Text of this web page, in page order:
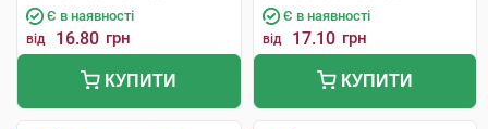
Є в наявності
від 16.80 грн
КУПИТИ
Є в наявності
від 17.10 грн
КУПИТИ